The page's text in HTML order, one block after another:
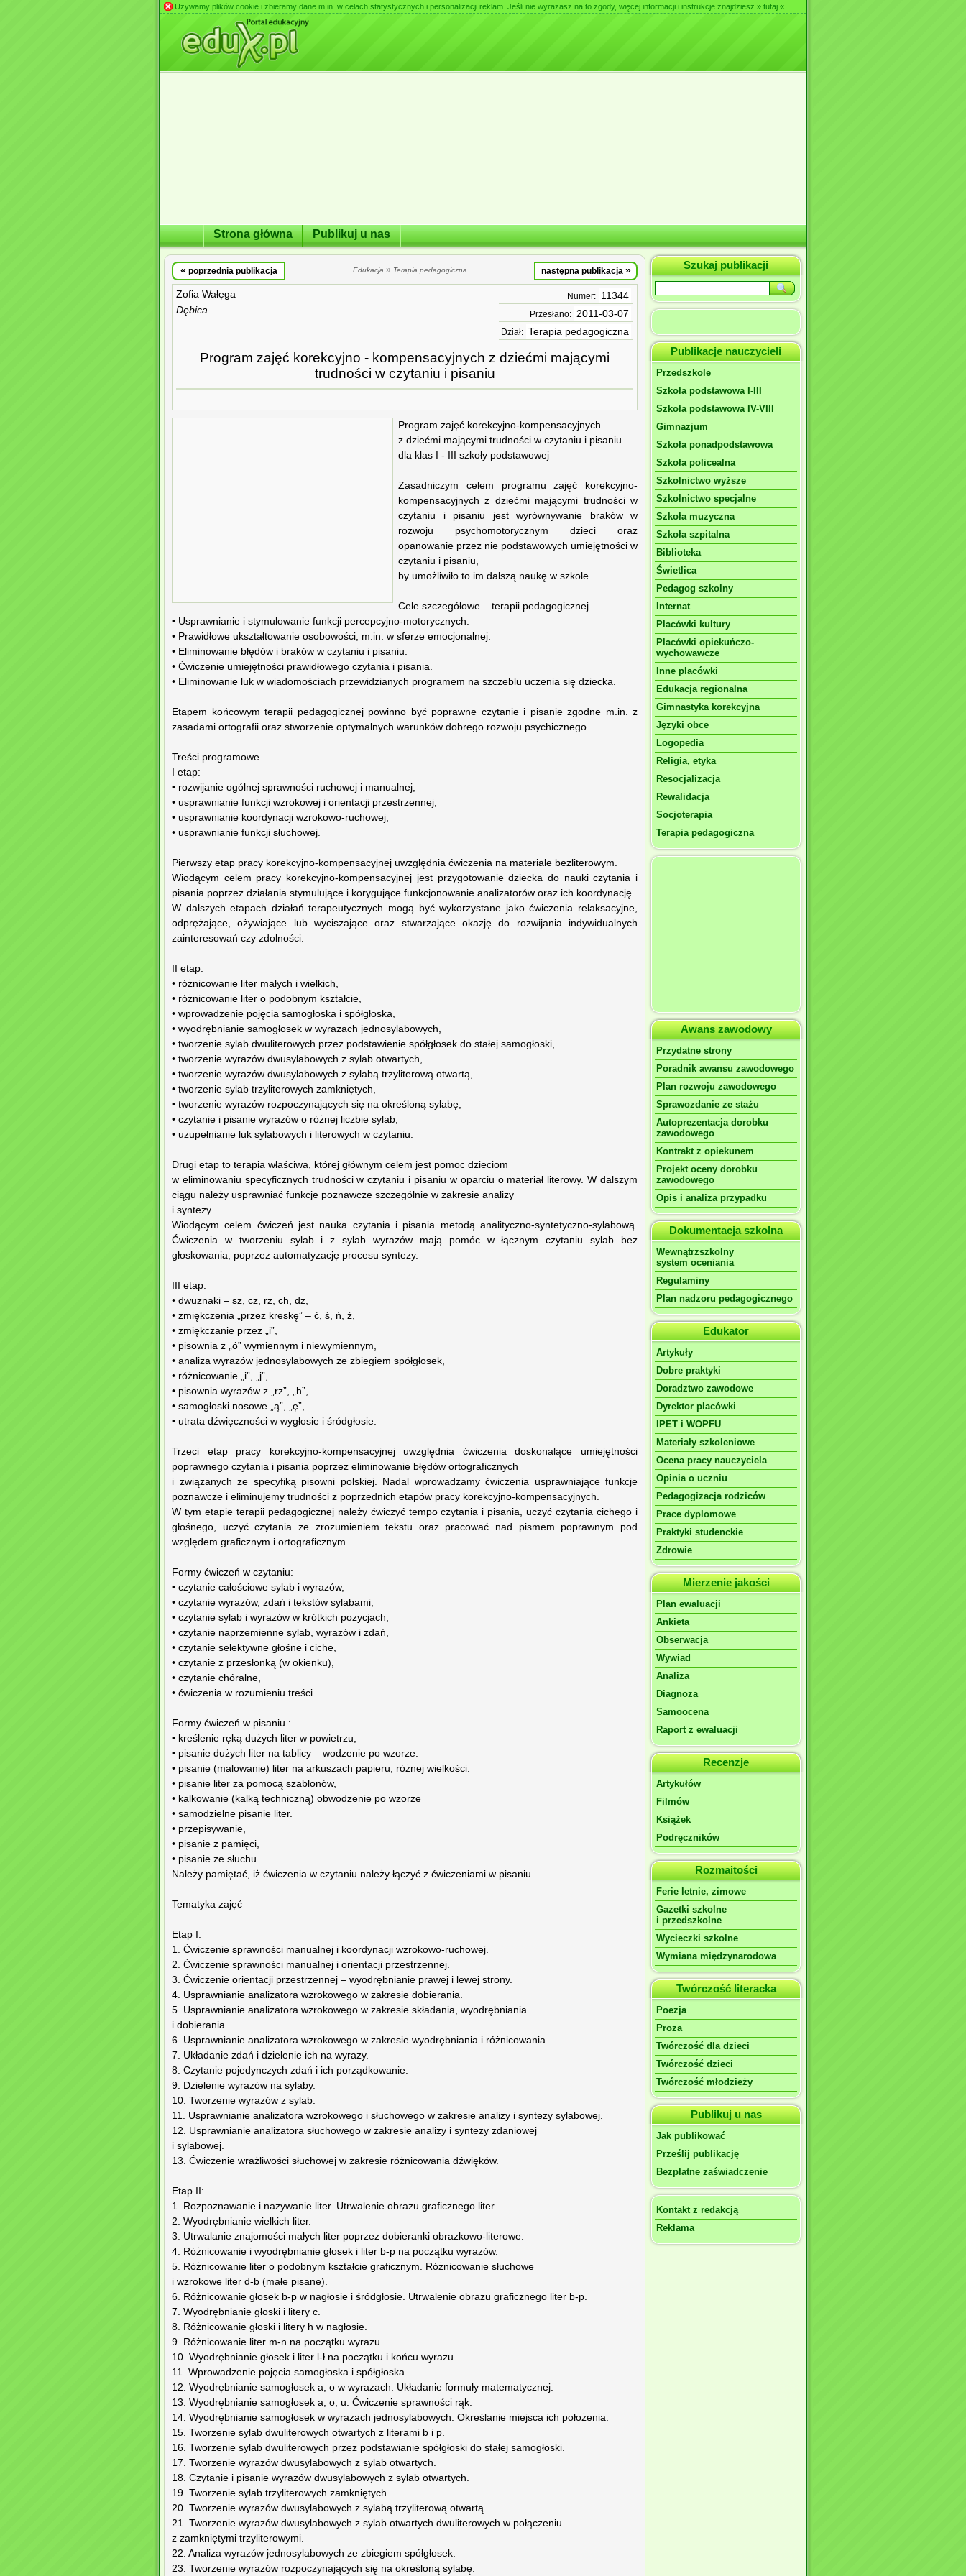
Używamy plików cookie i zbieramy dane m.in. w celach statystycznych i personalizacji reklam. Jeśli nie wyrażasz na to zgody, więcej informacji i instrukcje znajdziesz » tutaj «
Strona główna Publikuj u nas
« poprzednia publikacja Edukacja » Terapia pedagogiczna następna publikacja »
Zofia Wałęga
Dębica
Numer: 11344
Przesłano: 2011-03-07
Dział: Terapia pedagogiczna
Program zajęć korekcyjno - kompensacyjnych z dziećmi mającymi
trudności w czytaniu i pisaniu
Program zajęć korekcyjno-kompensacyjnych
z dziećmi mającymi trudności w czytaniu i pisaniu
dla klas I - III szkoły podstawowej
Zasadniczym celem programu zajęć korekcyjno-
kompensacyjnych z dziećmi mającymi trudności w
czytaniu i pisaniu jest wyrównywanie braków w
rozwoju psychomotorycznym dzieci oraz
opanowanie przez nie podstawowych umiejętności w
czytaniu i pisaniu,
by umożliwiło to im dalszą naukę w szkole.
Cele szczegółowe – terapii pedagogicznej
• Usprawnianie i stymulowanie funkcji percepcyjno-motorycznych.
• Prawidłowe ukształtowanie osobowości, m.in. w sferze emocjonalnej.
• Eliminowanie błędów i braków w czytaniu i pisaniu.
• Ćwiczenie umiejętności prawidłowego czytania i pisania.
• Eliminowanie luk w wiadomościach przewidzianych programem na szczeblu uczenia się dziecka.
Etapem końcowym terapii pedagogicznej powinno być poprawne czytanie i pisanie zgodne m.in. z
zasadami ortografii oraz stworzenie optymalnych warunków dobrego rozwoju psychicznego.
Treści programowe
I etap:
• rozwijanie ogólnej sprawności ruchowej i manualnej,
• usprawnianie funkcji wzrokowej i orientacji przestrzennej,
• usprawnianie koordynacji wzrokowo-ruchowej,
• usprawnianie funkcji słuchowej.
Pierwszy etap pracy korekcyjno-kompensacyjnej uwzględnia ćwiczenia na materiale bezliterowym.
Wiodącym celem pracy korekcyjno-kompensacyjnej jest przygotowanie dziecka do nauki czytania i
pisania poprzez działania stymulujące i korygujące funkcjonowanie analizatorów oraz ich koordynację.
W dalszych etapach działań terapeutycznych mogą być wykorzystane jako ćwiczenia relaksacyjne,
odprężające, ożywiające lub wyciszające oraz stwarzające okazję do rozwijania indywidualnych
zainteresowań czy zdolności.
II etap:
• różnicowanie liter małych i wielkich,
• różnicowanie liter o podobnym kształcie,
• wprowadzenie pojęcia samogłoska i spółgłoska,
• wyodrębnianie samogłosek w wyrazach jednosylabowych,
• tworzenie sylab dwuliterowych przez podstawienie spółgłosek do stałej samogłoski,
• tworzenie wyrazów dwusylabowych z sylab otwartych,
• tworzenie wyrazów dwusylabowych z sylabą trzyliterową otwartą,
• tworzenie sylab trzyliterowych zamkniętych,
• tworzenie wyrazów rozpoczynających się na określoną sylabę,
• czytanie i pisanie wyrazów o różnej liczbie sylab,
• uzupełnianie luk sylabowych i literowych w czytaniu.
Drugi etap to terapia właściwa, której głównym celem jest pomoc dzieciom
w eliminowaniu specyficznych trudności w czytaniu i pisaniu w oparciu o materiał literowy. W dalszym
ciągu należy usprawniać funkcje poznawcze szczególnie w zakresie analizy
i syntezy.
Wiodącym celem ćwiczeń jest nauka czytania i pisania metodą analityczno-syntetyczno-sylabową.
Ćwiczenia w tworzeniu sylab i z sylab wyrazów mają pomóc w łącznym czytaniu sylab bez
głoskowania, poprzez automatyzację procesu syntezy.
III etap:
• dwuznaki – sz, cz, rz, ch, dz,
• zmiękczenia „przez kreskę” – ć, ś, ń, ź,
• zmiękczanie przez „i”,
• pisownia z „ó” wymiennym i niewymiennym,
• analiza wyrazów jednosylabowych ze zbiegiem spółgłosek,
• różnicowanie „i”, „j”,
• pisownia wyrazów z „rz”, „h”,
• samogłoski nosowe „ą”, „ę”,
• utrata dźwięczności w wygłosie i śródgłosie.
Trzeci etap pracy korekcyjno-kompensacyjnej uwzględnia ćwiczenia doskonalące umiejętności
poprawnego czytania i pisania poprzez eliminowanie błędów ortograficznych
i związanych ze specyfiką pisowni polskiej. Nadal wprowadzamy ćwiczenia usprawniające funkcje
poznawcze i eliminujemy trudności z poprzednich etapów pracy korekcyjno-kompensacyjnych.
W tym etapie terapii pedagogicznej należy ćwiczyć tempo czytania i pisania, uczyć czytania cichego i
głośnego, uczyć czytania ze zrozumieniem tekstu oraz pracować nad pismem poprawnym pod
względem graficznym i ortograficznym.
Formy ćwiczeń w czytaniu:
• czytanie całościowe sylab i wyrazów,
• czytanie wyrazów, zdań i tekstów sylabami,
• czytanie sylab i wyrazów w krótkich pozycjach,
• czytanie naprzemienne sylab, wyrazów i zdań,
• czytanie selektywne głośne i ciche,
• czytanie z przesłonką (w okienku),
• czytanie chóralne,
• ćwiczenia w rozumieniu treści.
Formy ćwiczeń w pisaniu :
• kreślenie ręką dużych liter w powietrzu,
• pisanie dużych liter na tablicy – wodzenie po wzorze.
• pisanie (malowanie) liter na arkuszach papieru, różnej wielkości.
• pisanie liter za pomocą szablonów,
• kalkowanie (kalką techniczną) obwodzenie po wzorze
• samodzielne pisanie liter.
• przepisywanie,
• pisanie z pamięci,
• pisanie ze słuchu.
Należy pamiętać, iż ćwiczenia w czytaniu należy łączyć z ćwiczeniami w pisaniu.
Tematyka zajęć
Etap I:
1. Ćwiczenie sprawności manualnej i koordynacji wzrokowo-ruchowej.
2. Ćwiczenie sprawności manualnej i orientacji przestrzennej.
3. Ćwiczenie orientacji przestrzennej – wyodrębnianie prawej i lewej strony.
4. Usprawnianie analizatora wzrokowego w zakresie dobierania.
5. Usprawnianie analizatora wzrokowego w zakresie składania, wyodrębniania
i dobierania.
6. Usprawnianie analizatora wzrokowego w zakresie wyodrębniania i różnicowania.
7. Układanie zdań i dzielenie ich na wyrazy.
8. Czytanie pojedynczych zdań i ich porządkowanie.
9. Dzielenie wyrazów na sylaby.
10. Tworzenie wyrazów z sylab.
11. Usprawnianie analizatora wzrokowego i słuchowego w zakresie analizy i syntezy sylabowej.
12. Usprawnianie analizatora słuchowego w zakresie analizy i syntezy zdaniowej
i sylabowej.
13. Ćwiczenie wrażliwości słuchowej w zakresie różnicowania dźwięków.
Etap II:
1. Rozpoznawanie i nazywanie liter. Utrwalenie obrazu graficznego liter.
2. Wyodrębnianie wielkich liter.
3. Utrwalanie znajomości małych liter poprzez dobieranki obrazkowo-literowe.
4. Różnicowanie i wyodrębnianie głosek i liter b-p na początku wyrazów.
5. Różnicowanie liter o podobnym kształcie graficznym. Różnicowanie słuchowe
i wzrokowe liter d-b (małe pisane).
6. Różnicowanie głosek b-p w nagłosie i śródgłosie. Utrwalenie obrazu graficznego liter b-p.
7. Wyodrębnianie głoski i litery c.
8. Różnicowanie głoski i litery h w nagłosie.
9. Różnicowanie liter m-n na początku wyrazu.
10. Wyodrębnianie głosek i liter l-ł na początku i końcu wyrazu.
11. Wprowadzenie pojęcia samogłoska i spółgłoska.
12. Wyodrębnianie samogłosek a, o w wyrazach. Układanie formuły matematycznej.
13. Wyodrębnianie samogłosek a, o, u. Ćwiczenie sprawności rąk.
14. Wyodrębnianie samogłosek w wyrazach jednosylabowych. Określanie miejsca ich położenia.
15. Tworzenie sylab dwuliterowych otwartych z literami b i p.
16. Tworzenie sylab dwuliterowych przez podstawianie spółgłoski do stałej samogłoski.
17. Tworzenie wyrazów dwusylabowych z sylab otwartych.
18. Czytanie i pisanie wyrazów dwusylabowych z sylab otwartych.
19. Tworzenie sylab trzyliterowych zamkniętych.
20. Tworzenie wyrazów dwusylabowych z sylabą trzyliterową otwartą.
21. Tworzenie wyrazów dwusylabowych z sylab otwartych dwuliterowych w połączeniu
z zamkniętymi trzyliterowymi.
22. Analiza wyrazów jednosylabowych ze zbiegiem spółgłosek.
23. Tworzenie wyrazów rozpoczynających się na określoną sylabę.
Szukaj publikacji
Publikacje nauczycieli
Przedszkole
Szkoła podstawowa I-III
Szkoła podstawowa IV-VIII
Gimnazjum
Szkoła ponadpodstawowa
Szkoła policealna
Szkolnictwo wyższe
Szkolnictwo specjalne
Szkoła muzyczna
Szkoła szpitalna
Biblioteka
Świetlica
Pedagog szkolny
Internat
Placówki kultury
Placówki opiekuńczo-
wychowawcze
Inne placówki
Edukacja regionalna
Gimnastyka korekcyjna
Języki obce
Logopedia
Religia, etyka
Resocjalizacja
Rewalidacja
Socjoterapia
Terapia pedagogiczna
Awans zawodowy
Przydatne strony
Poradnik awansu zawodowego
Plan rozwoju zawodowego
Sprawozdanie ze stażu
Autoprezentacja dorobku
zawodowego
Kontrakt z opiekunem
Projekt oceny dorobku
zawodowego
Opis i analiza przypadku
Dokumentacja szkolna
Wewnątrzszkolny
system oceniania
Regulaminy
Plan nadzoru pedagogicznego
Edukator
Artykuły
Dobre praktyki
Doradztwo zawodowe
Dyrektor placówki
IPET i WOPFU
Materiały szkoleniowe
Ocena pracy nauczyciela
Opinia o uczniu
Pedagogizacja rodziców
Prace dyplomowe
Praktyki studenckie
Zdrowie
Mierzenie jakości
Plan ewaluacji
Ankieta
Obserwacja
Wywiad
Analiza
Diagnoza
Samoocena
Raport z ewaluacji
Recenzje
Artykułów
Filmów
Książek
Podręczników
Rozmaitości
Ferie letnie, zimowe
Gazetki szkolne
i przedszkolne
Wycieczki szkolne
Wymiana międzynarodowa
Twórczość literacka
Poezja
Proza
Twórczość dla dzieci
Twórczość dzieci
Twórczość młodzieży
Publikuj u nas
Jak publikować
Prześlij publikację
Bezpłatne zaświadczenie
Kontakt z redakcją
Reklama